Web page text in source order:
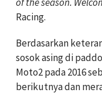
Racing.
Berdasarkan
sosok asing di
Moto2 pada 2016
berikutnya dan